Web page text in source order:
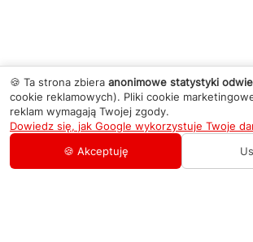
🍪 Ta strona zbiera anonimowe statystyki
cookie reklamowych). Pliki cookie
reklam wymagają Twojej zgody.
Dowiedz się, jak Google wykorzystuje Twoje
🍪 Akceptuję